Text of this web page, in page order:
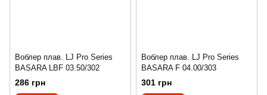
Воблер плав. LJ Pro Series
BASARA LBF 03.50/302
286 грн
Воблер плав. LJ Pro Series
BASARA F 04.00/303
301 грн